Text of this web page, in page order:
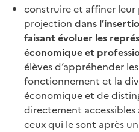
construire et affiner
projection dans
faisant évoluer les
économique et
élèves d’appréhender
fonctionnement et la
économique et de
directement
ceux qui le sont après un